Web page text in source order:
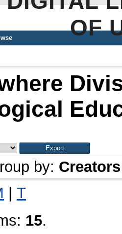
OF
by: Creators
Т
15.